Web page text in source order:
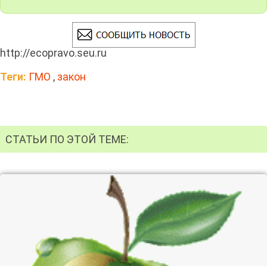
http://ecopravo.seu.ru
Теги: ГМО , закон
СТАТЬИ ПО ЭТОЙ ТЕМЕ: